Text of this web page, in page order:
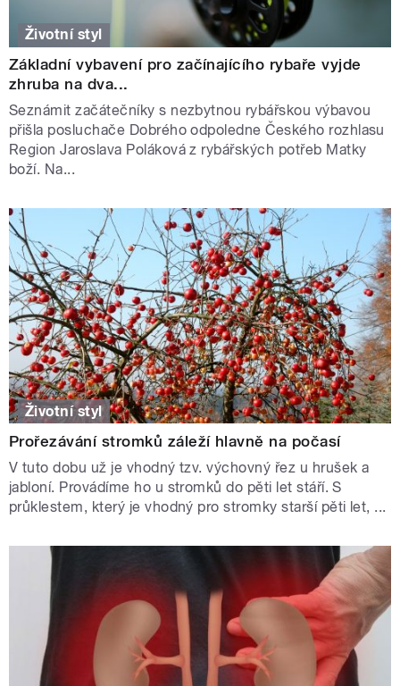
Životní styl
Základní vybavení pro začínajícího rybaře vyjde
zhruba na dva...
Seznámit začátečníky s nezbytnou rybářskou výbavou
přišla posluchače Dobrého odpoledne Českého rozhlasu
Region Jaroslava Poláková z rybářských potřeb Matky
boží. Na...
Životní styl
Prořezávání stromků záleží hlavně na počasí
V tuto dobu už je vhodný tzv. výchovný řez u hrušek a
jabloní. Provádíme ho u stromků do pěti let stáří. S
průklestem, který je vhodný pro stromky starší pěti let, ...